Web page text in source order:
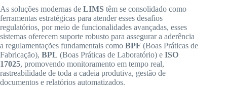
As soluções modernas de LIMS têm se consolidado como
ferramentas estratégicas para atender esses desafios
regulatórios, por meio de funcionalidades avançadas, esses
sistemas oferecem suporte robusto para assegurar a aderência
a regulamentações fundamentais como BPF (Boas Práticas de
Fabricação), BPL (Boas Práticas de Laboratório) e ISO
17025, promovendo monitoramento em tempo real,
rastreabilidade de toda a cadeia produtiva, gestão de
documentos e relatórios automatizados.